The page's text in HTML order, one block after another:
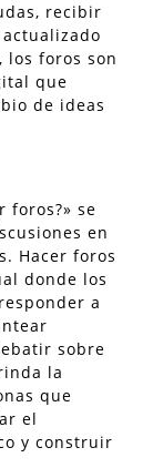
recibir
los foros son
que
de ideas
foros?» se
en
Hacer foros
donde los
a
sobre
la
que
el
y construir